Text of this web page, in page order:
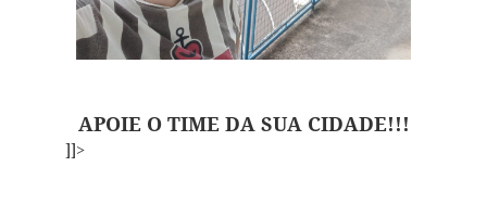
APOIE O TIME DA SUA CIDADE!!!
]]>